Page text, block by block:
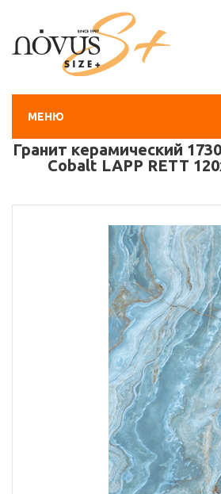
МЕНЮ
Гранит керамический
Cobalt LAPP RETT